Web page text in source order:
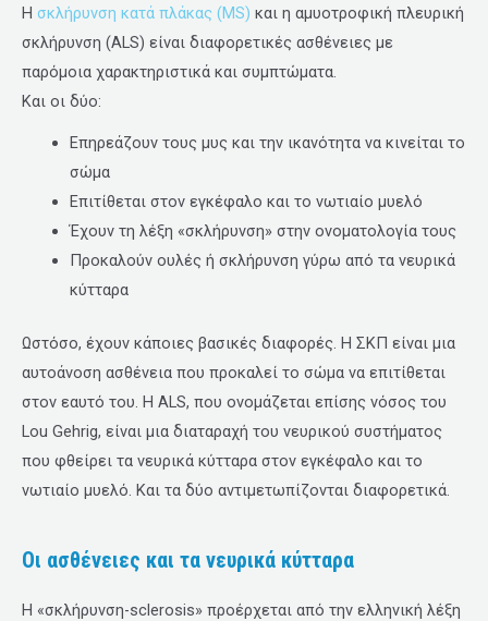
Η σκλήρυνση κατά πλάκας (MS) και η αμυοτροφική πλευρική
σκλήρυνση (ALS) είναι διαφορετικές ασθένειες με
παρόμοια χαρακτηριστικά και συμπτώματα.
Και οι δύο:
Επηρεάζουν τους μυς και την ικανότητα να κινείται το
σώμα
Επιτίθεται στον εγκέφαλο και το νωτιαίο μυελό
Έχουν τη λέξη «σκλήρυνση» στην ονοματολογία τους
Προκαλούν ουλές ή σκλήρυνση γύρω από τα νευρικά
κύτταρα
Ωστόσο, έχουν κάποιες βασικές διαφορές. Η ΣΚΠ είναι μια
αυτοάνοση ασθένεια που προκαλεί το σώμα να επιτίθεται
στον εαυτό του. Η ALS, που ονομάζεται επίσης νόσος του
Lou Gehrig, είναι μια διαταραχή του νευρικού συστήματος
που φθείρει τα νευρικά κύτταρα στον εγκέφαλο και το
νωτιαίο μυελό. Και τα δύο αντιμετωπίζονται διαφορετικά.
Οι ασθένειες και τα νευρικά κύτταρα
Η «σκλήρυνση-sclerosis» προέρχεται από την ελληνική λέξη